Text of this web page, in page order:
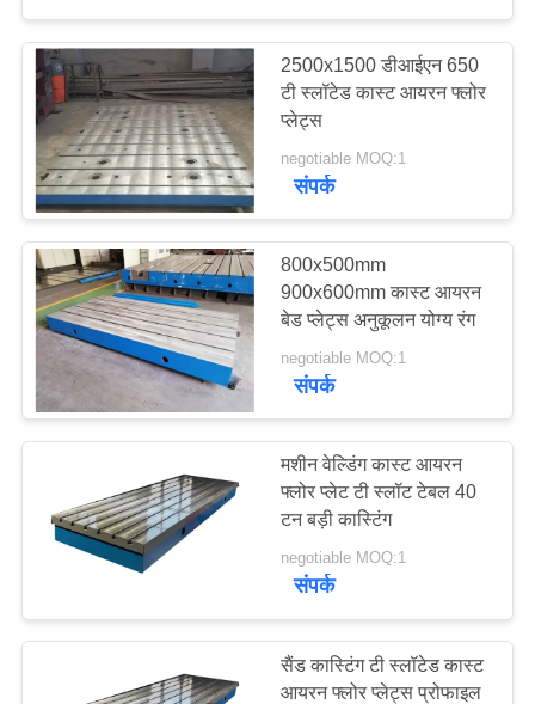
2500x1500 डीआईएन 650
टी स्लॉटेड कास्ट आयरन फ्लोर
प्लेट्स
negotiable MOQ:1
संपर्क
800x500mm
900x600mm कास्ट आयरन
बेड प्लेट्स अनुकूलन योग्य रंग
negotiable MOQ:1
संपर्क
मशीन वेल्डिंग कास्ट आयरन
फ्लोर प्लेट टी स्लॉट टेबल 40
टन बड़ी कास्टिंग
negotiable MOQ:1
संपर्क
सैंड कास्टिंग टी स्लॉटेड कास्ट
आयरन फ्लोर प्लेट्स प्रोफाइल